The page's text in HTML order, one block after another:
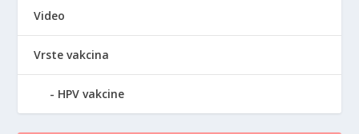
Video
Vrste vakcina
HPV vakcine